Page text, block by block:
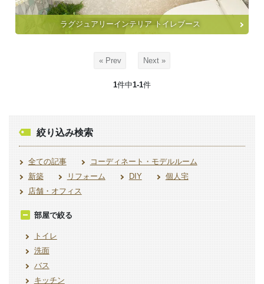
ラグジュアリーインテリア トイレブース
« Prev Next »
1件中1-1件
絞り込み検索
全ての記事
コーディネート・モデルルーム
新築
リフォーム DIY
個人宅
店舗・オフィス
部屋で絞る
トイレ
洗面
バス
キッチン